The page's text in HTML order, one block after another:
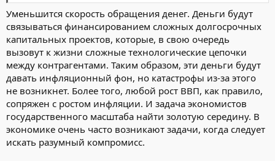
Уменьшится скорость обращения денег. Деньги будут
связываться финансированием сложных долгосрочных
капитальных проектов, которые, в свою очередь
вызовут к жизни сложные технологические цепочки
между контрагентами. Таким образом, эти деньги будут
давать инфляционный фон, но катастрофы из-за этого
не возникнет. Более того, любой рост ВВП, как правило,
сопряжен с ростом инфляции. И задача экономистов
государственного масштаба найти золотую середину. В
экономике очень часто возникают задачи, когда следует
искать разумный компромисс.